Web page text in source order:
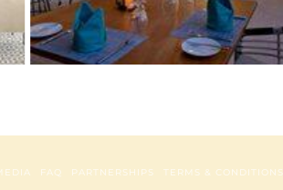
FAQ PARTNERSHIPS TERMS & CONDITIONS